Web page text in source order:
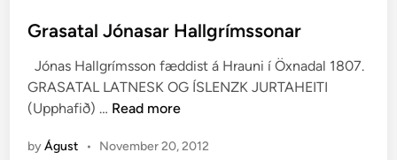
s
e
d
i
Grasatal Jónasar Hallgrímssonar
Jónas Hallgrímsson fæddist á Hrauni í Öxnadal 1807.
GRASATAL LATNESK OG ÍSLENZK JURTAHEITI
(Upphafið) … G
a
Read more
byÁgust • November 20, 2012